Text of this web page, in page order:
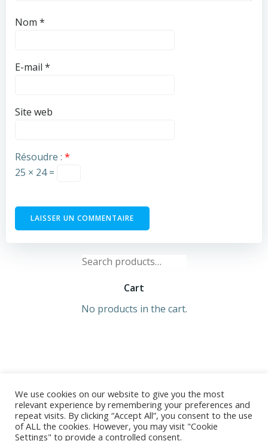
Nom *
E-mail *
Site web
Résoudre : *
25 × 24 =
Search
Cart
No products in the cart.
© 2026 Ségolène TROUSSET. Développé avec ♥ sur
We use cookies on our website to give you the most
relevant experience by remembering your preferences and
repeat visits. By clicking “Accept All”, you consent to the use
of ALL the cookies. However, you may visit "Cookie
Settings" to provide a controlled consent.